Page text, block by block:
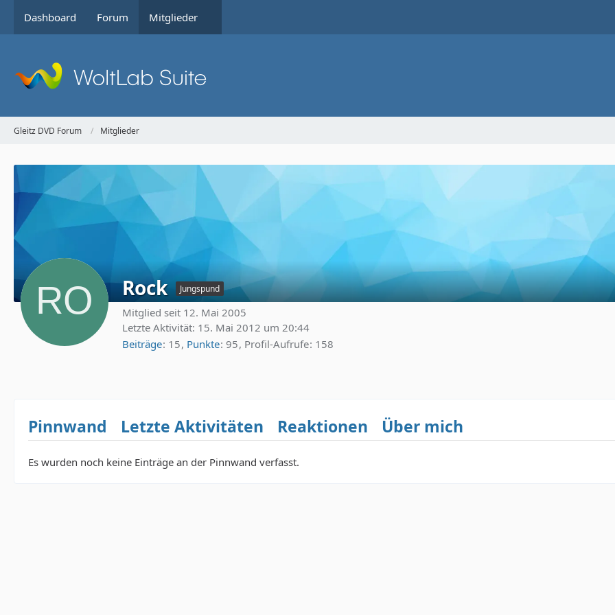
Dashboard Forum Mitglieder
Gleitz DVD Forum Mitglieder
Rock Jungspund
Mitglied seit 12. Mai 2005
Letzte Aktivität: 15. Mai 2012 um 20:44
Beiträge 15 Punkte 95 Profil-Aufrufe 158
Pinnwand Letzte Aktivitäten Reaktionen Über mich
Es wurden noch keine Einträge an der Pinnwand verfasst.